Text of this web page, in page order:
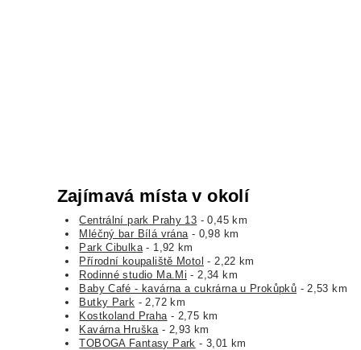
Zajímavá místa v okolí
Centrální park Prahy 13 - 0,45 km
Mléčný bar Bílá vrána - 0,98 km
Park Cibulka - 1,92 km
Přírodní koupaliště Motol - 2,22 km
Rodinné studio Ma.Mi - 2,34 km
Baby Café - kavárna a cukrárna u Prokůpků - 2,53 km
Butky Park - 2,72 km
Kostkoland Praha - 2,75 km
Kavárna Hruška - 2,93 km
TOBOGA Fantasy Park - 3,01 km